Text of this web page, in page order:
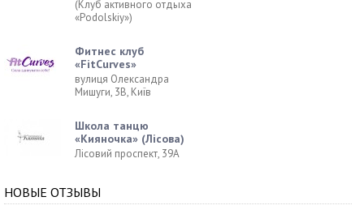
(Клуб активного отдыха
«Podolskiy»)
Фитнес клуб
«FitCurves»
вулиця Олександра
Мишуги, 3В, Київ
Школа танцю
«Кияночка» (Лісова)
Лісовий проспект, 39А
НОВЫЕ ОТЗЫВЫ